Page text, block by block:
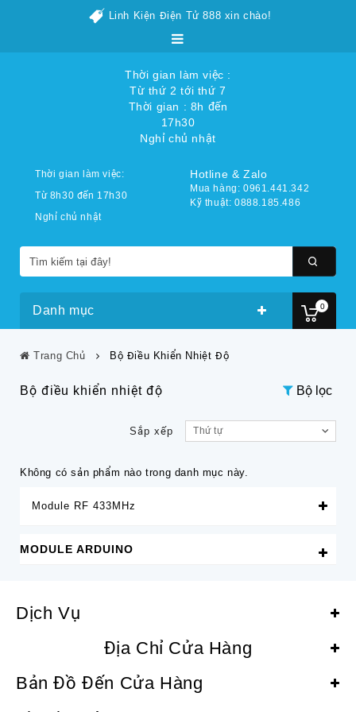
Linh Kiện Điện Tử 888 xin chào!
Thời gian làm việc :
Từ thứ 2 tới thứ 7
Thời gian : 8h đến
17h30
Nghỉ chủ nhật
0
Thời gian làm việc:
Từ 8h30 đến 17h30
Nghỉ chủ nhật
Hotline & Zalo
Mua hàng: 0961.441.342
Kỹ thuật: 0888.185.486
Danh mục
Trang Chủ Bộ Điều Khiển Nhiệt Độ
Bộ điều khiển nhiệt độ Bộ lọc
Sắp xếp Thứ tự
Không có sản phẩm nào trong danh mục này.
Module RF 433MHz
MODULE ARDUINO
Dịch Vụ
Địa Chỉ Cửa Hàng
Bản Đồ Đến Cửa Hàng